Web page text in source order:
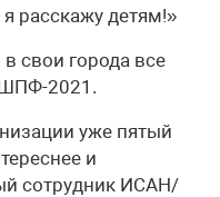
расскажу детям!»
свои города все
2021.
уже пятый
и
сотрудник ИСАН/